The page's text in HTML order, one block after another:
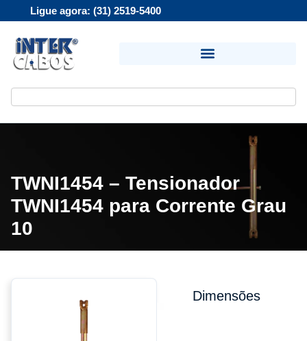
Ligue agora: (31) 2519-5400
TWNI1454 – Tensionador
TWNI1454 para Corrente Grau
10
Dimensões